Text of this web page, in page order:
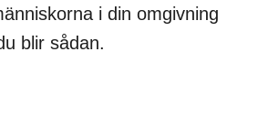
i din omgivning
blir sådan.